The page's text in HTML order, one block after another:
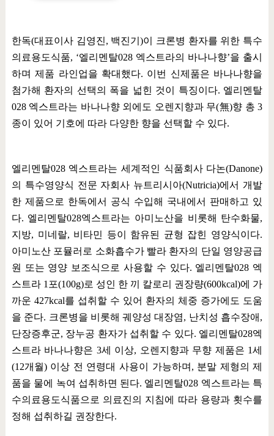
한독(대표이사 김영진, 백진기)이 크론병 환자를 위한 특수
의료용도식품, ‘엘리멘탈028 엑스트라의 바나나향’을 출시
하며 제품 라인업을 확대했다. 이번 신제품은 바나나향을
첨가해 환자의 선택의 폭을 넓힌 것이 특징이다. 엘리멘탈
028 엑스트라는 바나나향 외에도 오렌지향과 무(無)향 총3
종이 있어 기호에 따라 다양한 향을 선택할 수 있다.
엘리멘탈028 엑스트라는 세계적인 식품회사 다논(Danone)
의 특수영양식 전문 자회사 뉴트리시아(Nutricia)에서 개발
한 제품으로 한독에서 공식 수입해 국내에서 판매하고 있
다. 엘리멘탈028엑스트라는 아미노산을 비롯해 탄수화물,
지방, 미네랄, 비타민 등이 함유된 균형 잡힌 영양식이다.
아미노산 포뮬러로 소화흡수가 빨라 환자의 단일 영양공급
원 또는 영양 보조식으로 사용할 수 있다. 엘리멘탈028 엑
스트라 1포(100g)로 성인 한 끼 칼로리 권장량(600kcal)에 가
까운 427kcal를 섭취할 수 있어 환자의 체중 증가에도 도움
을 준다. 크론병을 비롯해 궤양성 대장염, 난치성 흡수장애 ,
단장증후군, 장누공 환자가 섭취할 수 있다. 엘리멘탈028엑
스트라 바나나향은 3세 이상, 오렌지향과 무향 제품은 1세
(12개월) 이상 전 연령대 사용이 가능하며 , 분말 제형의 제
품을 물에 녹여 섭취하면 된다. 엘리멘탈028 엑스트라는 특
수의료용도식품으로 의료진의 지침에 따라 용량과 횟수를
정해 섭취하길 권장한다.